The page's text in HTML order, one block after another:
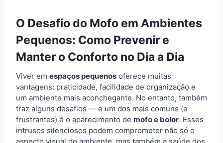
O Desafio do Mofo em Ambientes
Pequenos: Como Prevenir e
Manter o Conforto no Dia a Dia
Viver em espaços pequenos oferece muitas
vantagens: praticidade, facilidade de organização e
um ambiente mais aconchegante. No entanto, também
traz alguns desafios — e um dos mais comuns (e
frustrantes) é o aparecimento de mofo e bolor. Esses
intrusos silenciosos podem comprometer não só o